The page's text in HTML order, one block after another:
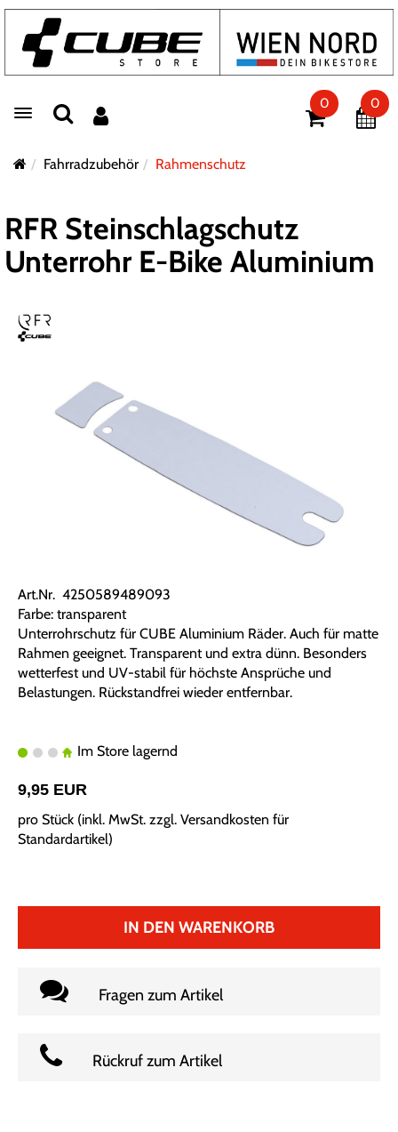
Toggle navigation
0 0
Fahrradzubehör Rahmenschutz
RFR Steinschlagschutz
Unterrohr E-Bike Aluminium
Art.Nr. 4250589489093
Farbe: transparent
Unterrohrschutz für CUBE Aluminium Räder. Auch für matte
Rahmen geeignet. Transparent und extra dünn. Besonders
wetterfest und UV-stabil für höchste Ansprüche und
Belastungen. Rückstandfrei wieder entfernbar.
Im Store lagernd
9,95 EUR
pro Stück (inkl. MwSt. zzgl. Versandkosten für
Standardartikel)
IN DEN WARENKORB
Fragen zum Artikel
Rückruf zum Artikel